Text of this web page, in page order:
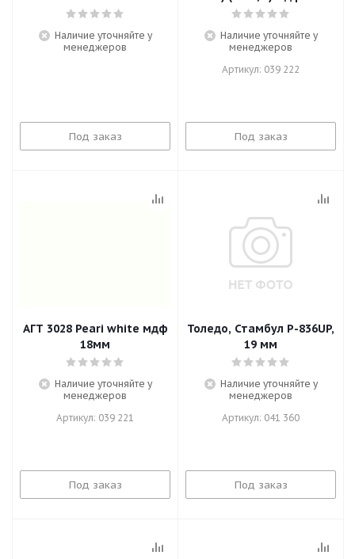
Наличие уточняйте у
менеджеров
Под заказ
Наличие уточняйте у
менеджеров
Артикул: 039 222
Под заказ
АГТ 3028 Peari white мдф
18мм
Наличие уточняйте у
менеджеров
Артикул: 039 221
Под заказ
Толедо, Стамбул Р-836UP,
19 мм
Наличие уточняйте у
менеджеров
Артикул: 041 360
Под заказ